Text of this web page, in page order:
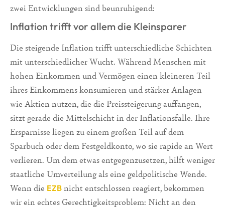
zwei Entwicklungen sind beunruhigend:
Inflation trifft vor allem die Kleinsparer
Die steigende Inflation trifft unterschiedliche Schichten
mit unterschiedlicher Wucht. Während Menschen mit
hohen Einkommen und Vermögen einen kleineren Teil
ihres Einkommens konsumieren und stärker Anlagen
wie Aktien nutzen, die die Preissteigerung auffangen,
sitzt gerade die Mittelschicht in der Inflationsfalle. Ihre
Ersparnisse liegen zu einem großen Teil auf dem
Sparbuch oder dem Festgeldkonto, wo sie rapide an Wert
verlieren. Um dem etwas entgegenzusetzen, hilft weniger
staatliche Umverteilung als eine geldpolitische Wende.
Wenn die EZB nicht entschlossen reagiert, bekommen
wir ein echtes Gerechtigkeitsproblem: Nicht an den